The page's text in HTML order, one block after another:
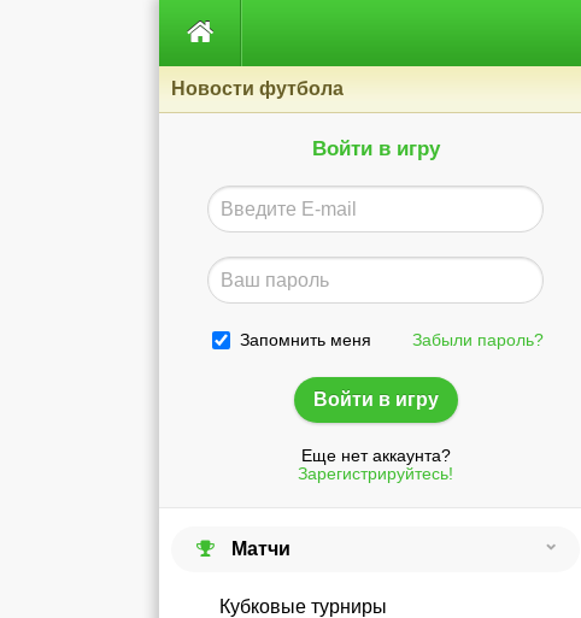

Новости футбола
Войти в игру
Запомнить меня Забыли пароль?
Еще нет аккаунта?
Зарегистрируйтесь!
Матчи
Кубковые турниры